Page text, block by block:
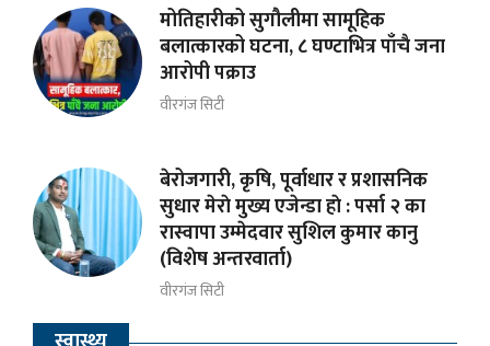
मोतिहारीको सुगौलीमा सामूहिक
बलात्कारको घटना, ८ घण्टाभित्र पाँचै जना
आरोपी पक्राउ
वीरगंज सिटी
बेरोजगारी, कृषि, पूर्वाधार र प्रशासनिक
सुधार मेराे मुख्य एजेन्डा हाे : पर्सा २ का
रास्वापा उम्मेदवार सुशिल कुमार कानु
(विशेष अन्तरवार्ता)
वीरगंज सिटी